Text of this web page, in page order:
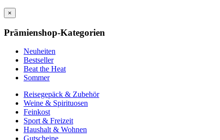
×
Prämienshop-Kategorien
Neuheiten
Bestseller
Beat the Heat
Sommer
Reisegepäck & Zubehör
Weine & Spirituosen
Feinkost
Sport & Freizeit
Haushalt & Wohnen